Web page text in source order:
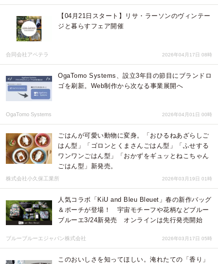
【04月21日スタート】リサ・ラーソンのヴィンテー
ジと暮らすフェア開催
合同会社アペテラ 2026年04月17日 08時
OgaTomo Systems、設立3年目の節目にブランドロ
ゴを刷新。Web制作から次なる事業展開へ
OgaTomo Systems 2026年04月01日 00時
ごはんが可愛い動物に変身。「おひるねあざらしご
はん型」「ゴロンとくまさんごはん型」「ふせする
ワンワンごはん型」「おかずをギュッとねこちゃん
ごはん型」新発売。
株式会社小久保工業所 2026年03月19日 01時
人気コラボ「KiU and Bleu Bleuet」春の新作バッグ
＆ポーチが登場！ 宇宙モチーフや花柄などブルー
ブルーエ3/24新発売 オンラインは先行発売開始
ブルーブルーエジャパン株式会社 2026年03月17日 05時
このおいしさを知ってほしい。淹れたての「香り」